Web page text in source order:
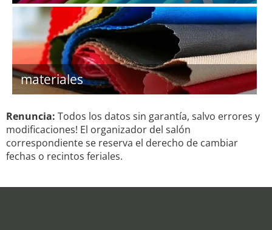
materiales
Renuncia: Todos los datos sin garantía, salvo errores y
modificaciones! El organizador del salón
correspondiente se reserva el derecho de cambiar
fechas o recintos feriales.